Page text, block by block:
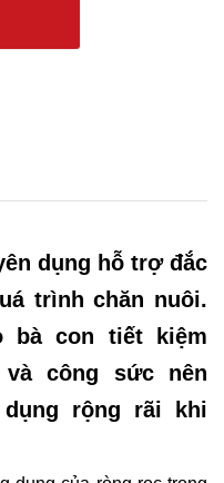
dụng hỗ trợ đắc
trình chăn nuôi.
bà con tiết kiệm
công sức nên
rộng rãi khi